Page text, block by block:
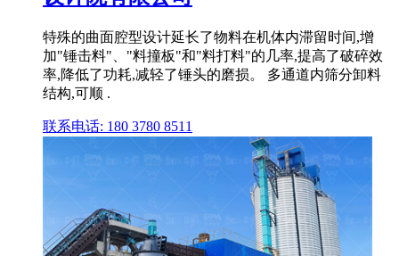
特殊的曲面腔型设计延长了物料在机体内滞留时间,增
加"锤击料"、"料撞板"和"料打料"的几率,提高了破碎效
率,降低了功耗,减轻了锤头的磨损。 多通道内筛分卸料
结构,可顺 .
联系电话: 180 3780 8511